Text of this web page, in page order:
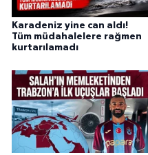
Karadeniz yine can aldı!
Tüm müdahalelere rağmen
kurtarılamadı